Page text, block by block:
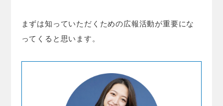
まずは知っていただくための広報活動が重要にな
ってくると思います。